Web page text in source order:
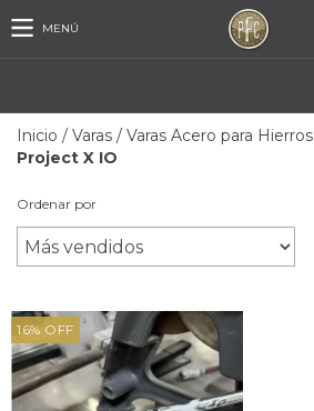
MENÚ
Inicio / Varas / Varas Acero para Hierros
Project X IO
Ordenar por
16% OFF